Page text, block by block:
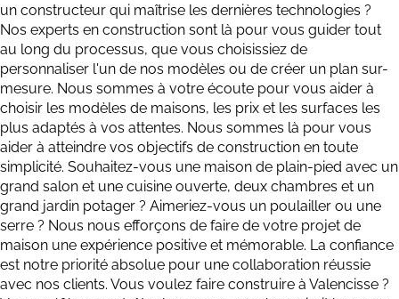
un constructeur qui maîtrise les dernières technologies ?
Nos experts en construction sont là pour vous guider tout
au long du processus, que vous choisissiez de
personnaliser l'un de nos modèles ou de créer un plan sur-
mesure. Nous sommes à votre écoute pour vous aider à
choisir les modèles de maisons, les prix et les surfaces les
plus adaptés à vos attentes. Nous sommes là pour vous
aider à atteindre vos objectifs de construction en toute
simplicité. Souhaitez-vous une maison de plain-pied avec un
grand salon et une cuisine ouverte, deux chambres et un
grand jardin potager ? Aimeriez-vous un poulailler ou une
serre ? Nous nous efforçons de faire de votre projet de
maison une expérience positive et mémorable. La confiance
est notre priorité absolue pour une collaboration réussie
avec nos clients. Vous voulez faire construire à Valencisse ?